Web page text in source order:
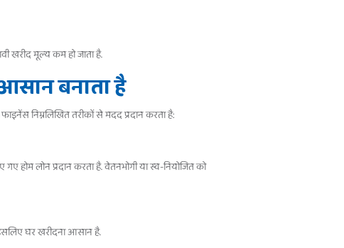
खरीद मूल्य कम हो जाता है.
बनाता है
निम्नलिखित तरीकों से मदद प्रदान करता है:
होम लोन प्रदान करता है. वेतनभोगी या स्व-नियोजित को
घर खरीदना आसान है.